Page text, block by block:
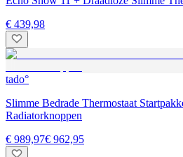
€ 439,98
tado°
Slimme Bedrade Thermostaat
Radiatorknoppen
€ 989,97€ 962,95